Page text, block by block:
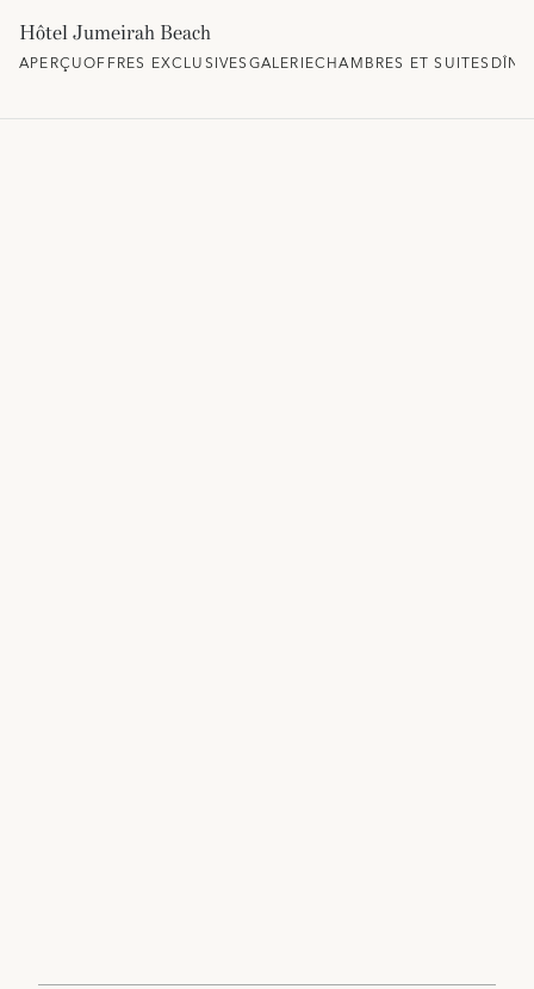
Hôtel Jumeirah Beach
APERÇUOFFRES EXCLUSIVESGALERIECHAMBRES ET SUITES